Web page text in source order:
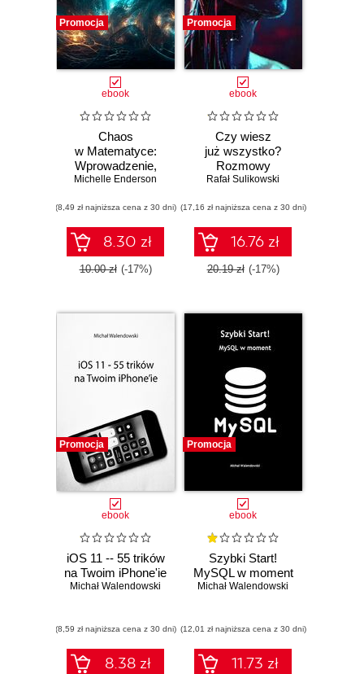
Promocja
ebook
Chaos
w Matematyce:
Wprowadzenie,
Przykłady,
Michelle Enderson
(8,49 zł najniższa cena z 30 dni)
8.30 zł
10.00 zł (-17%)
Promocja
ebook
Czy wiesz
już wszystko?
Rozmowy
ze sztuczną
Rafał Sulikowski
(17,16 zł najniższa cena z 30 dni)
16.76 zł
20.19 zł (-17%)
Promocja
ebook
iOS 11 -- 55 trików
na Twoim iPhone'ie
Michał Walendowski
(8,59 zł najniższa cena z 30 dni)
8.38 zł
Promocja
ebook
Szybki Start!
MySQL w moment
Michał Walendowski
(12,01 zł najniższa cena z 30 dni)
11.73 zł